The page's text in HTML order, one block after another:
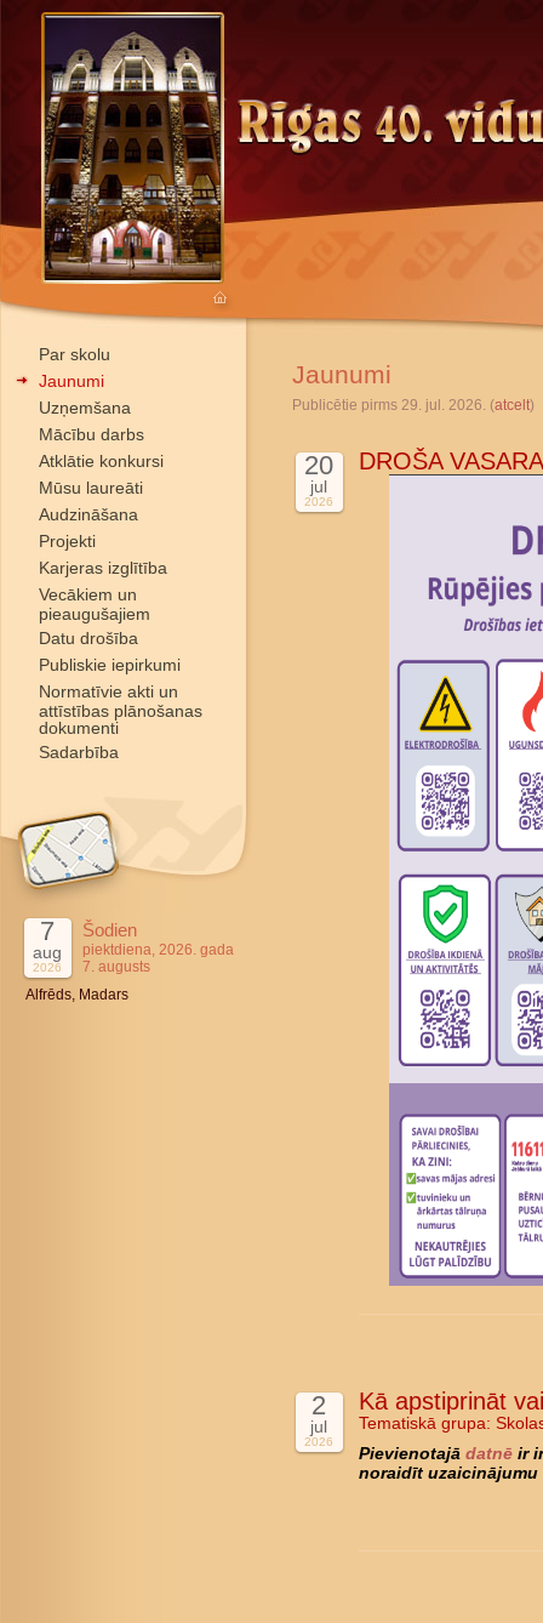
Par skolu
Jaunumi
Uzņemšana
Mācību darbs
Atklātie konkursi
Mūsu laureāti
Audzināšana
Projekti
Karjeras izglītība
Vecākiem un
pieaugušajiem
Datu drošība
Publiskie iepirkumi
Normatīvie akti un
attīstības plānošanas
dokumenti
Sadarbība
7
aug
2026
Šodien
piektdiena, 2026. gada
7. augusts
Alfrēds, Madars
Jaunumi
Publicētie pirms 29. jul. 2026. (atcelt)
20
jul
2026
DROŠA
2
jul
2026
Kā apstiprināt
Tematiskā grupa:
Pievienotajā datnē ir
noraidīt uzaicinājumu